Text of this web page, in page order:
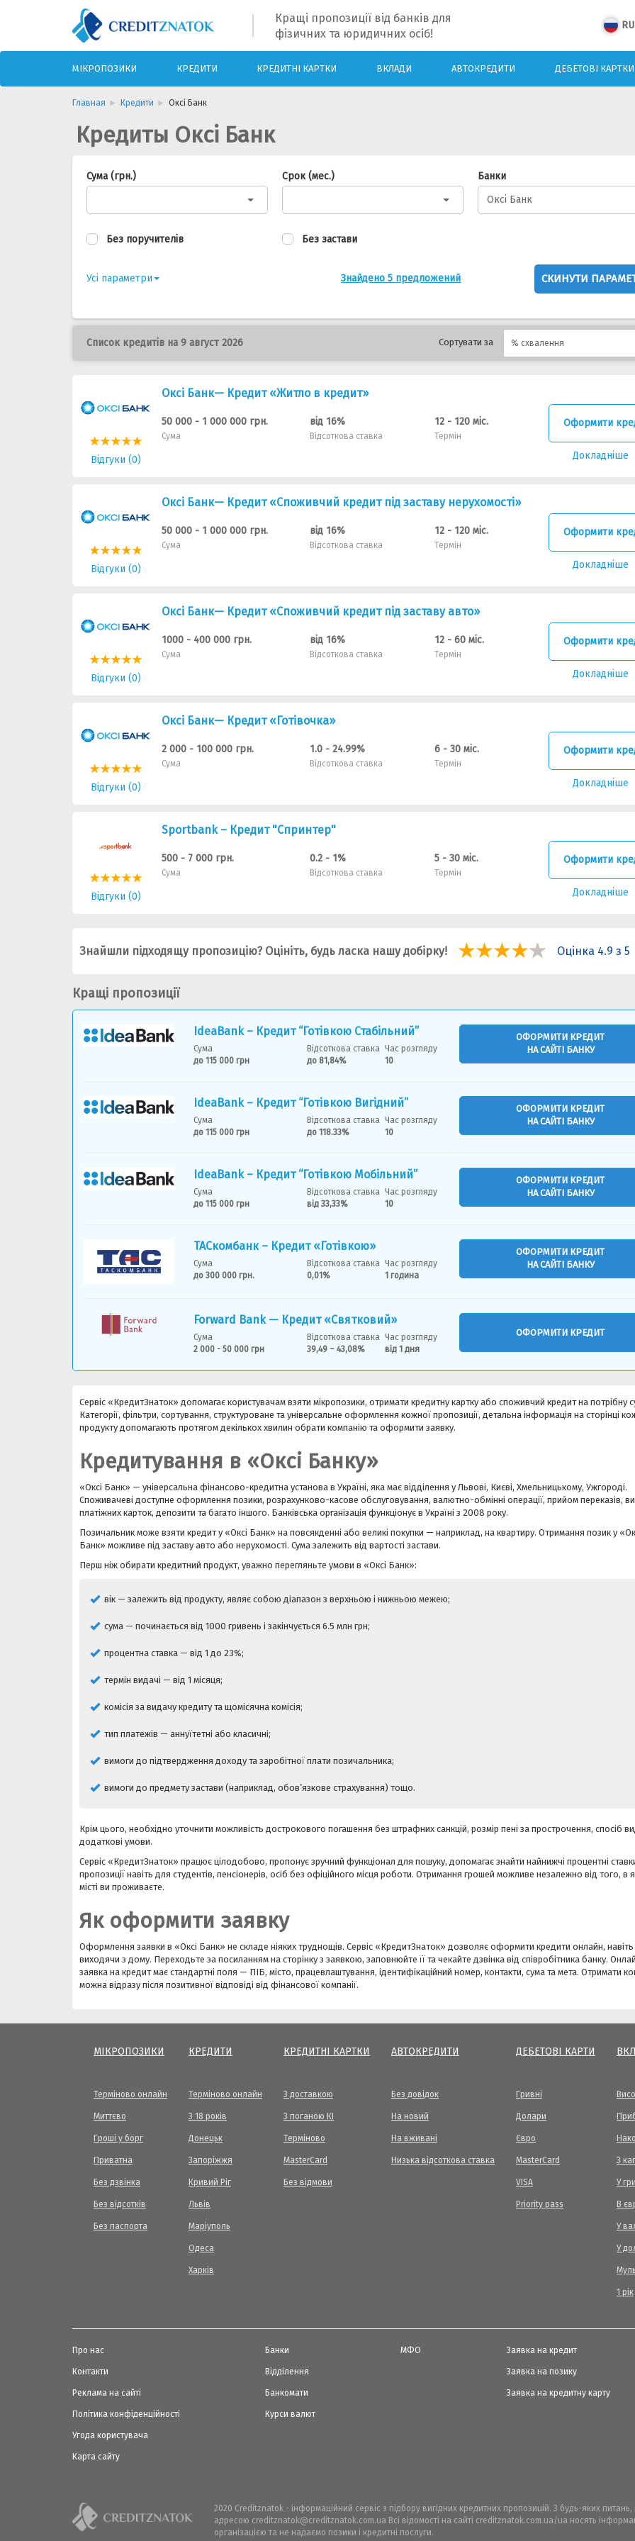
Кращі пропозиції від банків для
фізичних та юридичних осіб!
RU
МІКРОПОЗИКИ КРЕДИТИ КРЕДИТНІ КАРТКИ ВКЛАДИ АВТОКРЕДИТИ ДЕБЕТОВІ КАРТКИ
Главная Кредити Оксі Банк
Кредиты Оксі Банк
Сума (грн.) Срок (мес.)
Банки
Оксі Банк
Без поручителів Без застави
Усі параметри СКИНУТИ
Знайдено 5 предложений
Список кредитів на 9 август 2026 Сортувати за % схвалення
Відгуки (0)
Оксі Банк— Кредит «Житло в кредит»
50 000 - 1 000 000 грн.
Сума
від 16%
Відсоткова ставка
12 - 120 міс.
Термін
Оформити
Докладніше
Відгуки (0)
Оксі Банк— Кредит «Споживчий кредит під заставу нерухомості»
50 000 - 1 000 000 грн.
Сума
від 16%
Відсоткова ставка
12 - 120 міс.
Термін
Оформити
Докладніше
Відгуки (0)
Оксі Банк— Кредит «Споживчий кредит під заставу авто»
1000 - 400 000 грн.
Сума
від 16%
Відсоткова ставка
12 - 60 міс.
Термін
Оформити
Докладніше
Відгуки (0)
Оксі Банк— Кредит «Готівочка»
2 000 - 100 000 грн.
Сума
1.0 - 24.99%
Відсоткова ставка
6 - 30 міс.
Термін
Оформити
Докладніше
Відгуки (0)
Sportbank – Кредит "Спринтер"
500 - 7 000 грн.
Сума
0.2 - 1%
Відсоткова ставка
5 - 30 міс.
Термін
Оформити
Докладніше
Знайшли підходящу пропозицію? Оцініть, будь ласка нашу добірку! Оцінка 4.9 з 5
Кращі пропозиції
IdeaBank – Кредит “Готівкою Стабільний”
Сума
до 115 000 грн
Відсоткова ставка
до 81,84%
Час розгляду
10
ОФОРМИТИ КРЕДИТ
НА САЙТІ БАНКУ
IdeaBank – Кредит “Готівкою Вигідний”
Сума
до 115 000 грн
Відсоткова ставка
до 118.33%
Час розгляду
10
ОФОРМИТИ КРЕДИТ
НА САЙТІ БАНКУ
IdeaBank – Кредит “Готівкою Мобільний”
Сума
до 115 000 грн
Відсоткова ставка
від 33,33%
Час розгляду
10
ОФОРМИТИ КРЕДИТ
НА САЙТІ БАНКУ
ТАСкомбанк – Кредит «Готівкою»
Сума
до 300 000 грн.
Відсоткова ставка
0,01%
Час розгляду
1 година
ОФОРМИТИ КРЕДИТ
НА САЙТІ БАНКУ
Forward Bank — Кредит «Святковий»
Сума
2 000 - 50 000 грн
Відсоткова ставка
39,49 – 43,08%
Час розгляду
вiд 1 дня
ОФОРМИТИ КРЕДИТ
Сервіс «КредитЗнаток» допомагає користувачам взяти мікропозики, отримати кредитну картку або споживчий кредит на потрібну
Категорії, фільтри, сортування, структуроване та універсальне оформлення кожної пропозиції, детальна інформація на сторінці
продукту допомагають протягом декількох хвилин обрати компанію та оформити заявку.
Кредитування в «Оксі Банку»
«Оксі Банк» — універсальна фінансово-кредитна установа в Україні, яка має відділення у Львові, Києві, Хмельницькому, Ужгороді.
Споживачеві доступне оформлення позики, розрахунково-касове обслуговування, валютно-обмінні операції, прийом переказів,
платіжних карток, депозити та багато іншого. Банківська організація функціонує в Україні з 2008 року.
Позичальник може взяти кредит у «Оксі Банк» на повсякденні або великі покупки — наприклад, на квартиру. Отримання позик у
Банк» можливе під заставу авто або нерухомості. Сума залежить від вартості застави.
Перш ніж обирати кредитний продукт, уважно перегляньте умови в «Оксі Банк»:
вік — залежить від продукту, являє собою діапазон з верхньою і нижньою межею;
сума — починається від 1000 гривень і закінчується 6.5 млн грн;
процентна ставка — від 1 до 23%;
термін видачі — від 1 місяця;
комісія за видачу кредиту та щомісячна комісія;
тип платежів — аннуїтетні або класичні;
вимоги до підтвердження доходу та заробітної плати позичальника;
вимоги до предмету застави (наприклад, обов’язкове страхування) тощо.
Крім цього, необхідно уточнити можливість дострокового погашення без штрафних санкцій, розмір пені за прострочення, спосіб
додаткові умови.
Сервіс «КредитЗнаток» працює цілодобово, пропонує зручний функціонал для пошуку, допомагає знайти найнижчі процентні
пропозиції навіть для студентів, пенсіонерів, осіб без офіційного місця роботи. Отримання грошей можливе незалежно від того, в
місті ви проживаєте.
Як оформити заявку
Оформлення заявки в «Оксі Банк» не складе ніяких труднощів. Сервіс «КредитЗнаток» дозволяє оформити кредити онлайн, навіть
виходячи з дому. Переходьте за посиланням на сторінку з заявкою, заповнюйте її та чекайте дзвінка від співробітника банку.
заявка на кредит має стандартні поля — ПІБ, місто, працевлаштування, ідентифікаційний номер, контакти, сума та мета. Отримати
можна відразу після позитивної відповіді від фінансової компанії.
МІКРОПОЗИКИ
Терміново онлайн
Миттєво
Гроші у борг
Приватна
Без дзвінка
Без відсотків
Без паспорта
КРЕДИТИ
Терміново онлайн
З 18 років
Донецьк
Запоріжжя
Кривий Ріг
Львів
Маріуполь
Одеса
Харків
КРЕДИТНІ КАРТКИ
З доставкою
З поганою КІ
Терміново
МasterCard
Без відмови
АВТОКРЕДИТИ
Без довідок
На новий
На вживані
Низька відсоткова ставка
ДЕБЕТОВІ КАРТИ
Гривні
Долари
Євро
MasterCard
VISA
Priority pass
З
У
В
У
У
1 рік
Про нас
Контакти
Реклама на сайті
Політика конфіденційності
Угода користувача
Карта сайту
Банки
Відділення
Банкомати
Курси валют
МФО Заявка на кредит
Заявка на позику
Заявка на кредитну карту
2020 Creditznatok - інформаційний сервіс з підбору вигідних кредитних пропозицій. З будь-яких
адресою creditznatok@creditznatok.com.ua Всі відомості на сайті creditznatok.com.ua/ua носять
організацією та не надаємо позики і кредитні послуги.